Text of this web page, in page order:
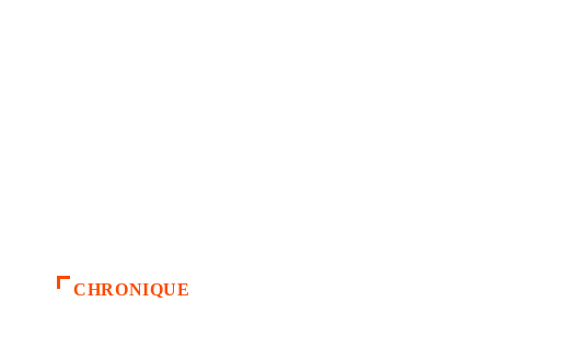
CHRONIQUE